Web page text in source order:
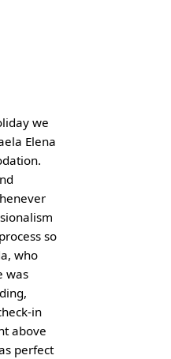
we
Elena
so
who
was
in
above
perfect